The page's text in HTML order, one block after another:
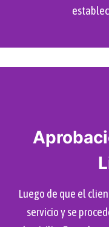
Luego de que el
servicio y se